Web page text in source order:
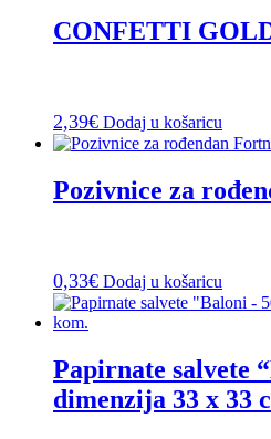
CONFETTI
2,39€ Dodaj u košaricu
Pozivnice za
0,33€ Dodaj u košaricu
Papirnate salvete
dimenzija 33 x 33